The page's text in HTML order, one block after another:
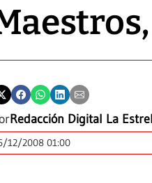
Redacción Digital La
12/2008 01:00